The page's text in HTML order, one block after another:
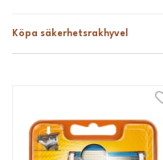
Köpa säkerhetsrakhyvel